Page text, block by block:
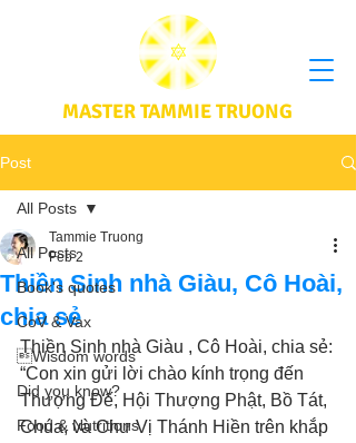
MASTER TAMMIE TRUONG
Post
All Posts
Book's quotes
CoV & Vax
Wisdom words
Did you know?
Food & Nutritions
All Posts
Thiền Sinh nhà Giàu, Cô Hoài,
chia sẻ
Tammie Truong
Feb 2
Thiền Sinh nhà Giàu , Cô Hoài, chia sẻ:
“Con xin gửi lời chào kính trọng đến
Thượng Đế, Hội Thượng Phật, Bồ Tát,
Chúa, và Chư Vị Thánh Hiền trên khắp